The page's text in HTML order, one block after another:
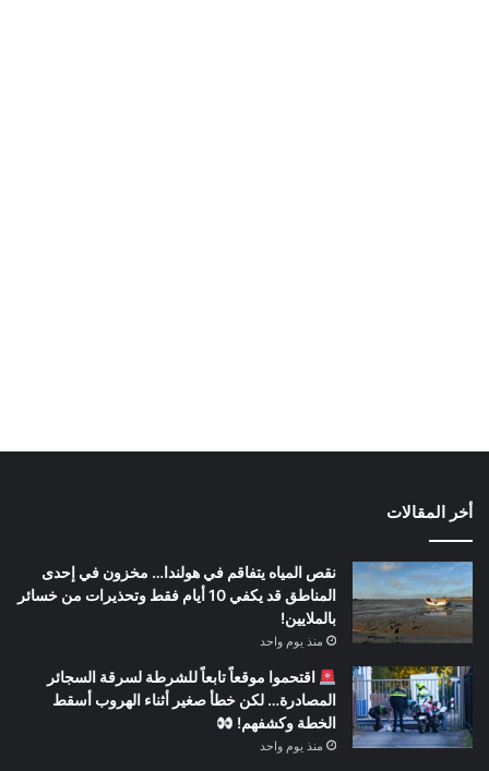
أخر المقالات
نقص المياه يتفاقم في هولندا… مخزون في إحدى
المناطق قد يكفي 10 أيام فقط وتحذيرات من خسائر
بالملايين!
منذ يوم واحد
اقتحموا موقعاً تابعاً للشرطة لسرقة السجائر
المصادرة… لكن خطأ صغير أثناء الهروب أسقط
الخطة وكشفهم!
منذ يوم واحد